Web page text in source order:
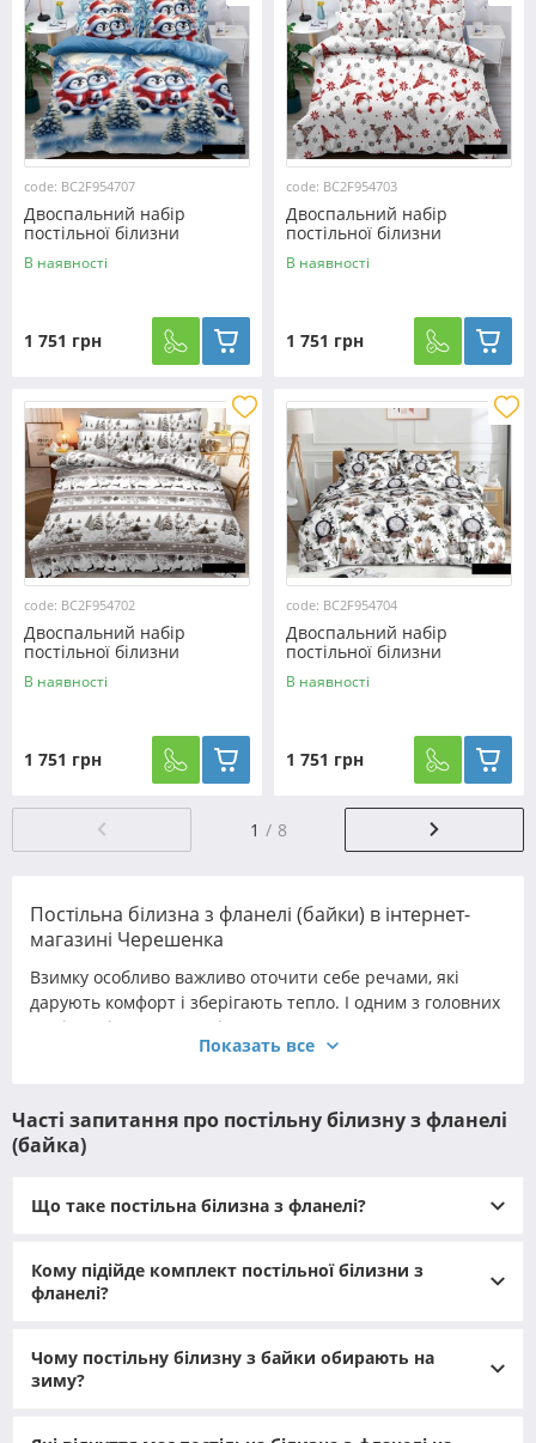
code: BC2F954707
Двоспальний набір
постільної білизни
180*220 з Фланелі
№954707 Черешенька™
В наявності
1 751 грн
code: BC2F954703
Двоспальний набір
постільної білизни
180*220 з Фланелі
№954703 Черешенька™
В наявності
1 751 грн
code: BC2F954702
Двоспальний набір
постільної білизни
180*220 з Фланелі
№954702 Черешенька™
В наявності
1 751 грн
code: BC2F954704
Двоспальний набір
постільної білизни
180*220 з Фланелі
№954704 Черешенька™
В наявності
1 751 грн
1 8
Постільна білизна з фланелі (байки) в інтернет-
магазині Черешенка
Взимку особливо важливо оточити себе речами, які
дарують комфорт і зберігають тепло. І одним з головних
помічників у створенні затишку стає правильно
підібрана постільна білизна. Серед безлічі матеріалів
холодного сезону.
Показать все
Часті запитання про постільну білизну з фланелі
(байка)
Що таке постільна білизна з фланелі?
Кому підійде комплект постільної білизни з
фланелі?
Чому постільну білизну з байки обирають на
зиму?